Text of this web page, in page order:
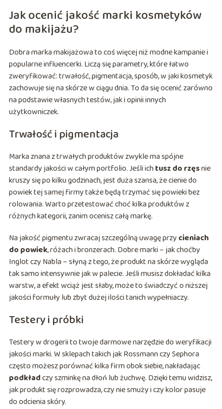
Jak ocenić jakość marki kosmetyków
do makijażu?
Dobra marka makijażowa to coś więcej niż modne kampanie i
popularne influencerki. Liczą się parametry, które łatwo
zweryfikować: trwałość, pigmentacja, sposób, w jaki kosmetyk
zachowuje się na skórze w ciągu dnia. To da się ocenić zarówno
na podstawie własnych testów, jak i opinii innych
użytkowniczek.
Trwałość i pigmentacja
Marka znana z trwałych produktów zwykle ma spójne
standardy jakości w całym portfolio. Jeśli ichtusz do rzęsnie
kruszy się po kilku godzinach, jest duża szansa, że cienie do
powiek tej samej firmy także będą trzymać się powieki bez
rolowania. Warto przetestować choć kilka produktów z
różnych kategorii, zanim ocenisz całą markę.
Na jakość pigmentu zwracaj szczególną uwagę przy cieniach
do powiek, różach i bronzerach. Dobre marki – jak choćby
Inglot czy Nabla – słyną z tego, że produkt na skórze wygląda
tak samo intensywnie jak w palecie. Jeśli musisz dokładać kilka
warstw, a efekt wciąż jest słaby, może to świadczyć o niższej
jakości formuły lub zbyt dużej ilości tanich wypełniaczy.
Testery i próbki
Testery w drogerii to twoje darmowe narzędzie do weryfikacji
jakości marki. W sklepach takich jak Rossmann czy Sephora
często możesz porównać kilka firm obok siebie, nakładając
podkładczy szminkę na dłoń lub żuchwę. Dzięki temu widzisz,
jak produkt się rozprowadza, czy nie smuży i czy kolor pasuje
do odcienia skóry.